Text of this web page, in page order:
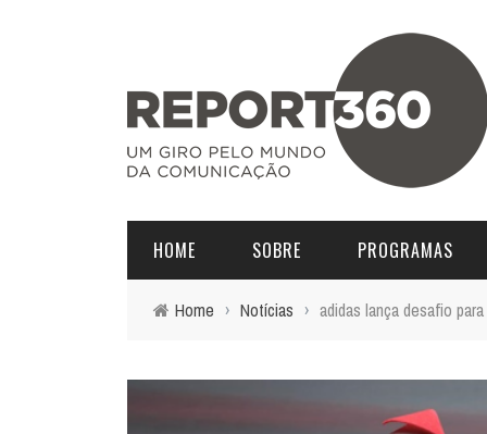
HOME SOBRE PROGRAMAS
Home › Notícias › adidas lança desafio